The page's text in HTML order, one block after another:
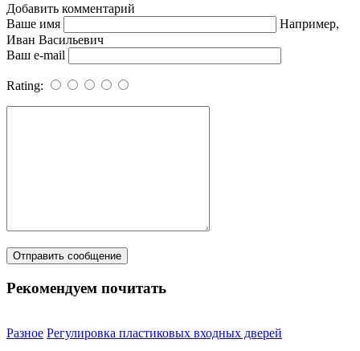
Добавить комментарий
Ваше имя
Например,
Иван Васильевич
Ваш e-mail
Rating:
Рекомендуем почитать
Разное Регулировка пластиковых входных дверей